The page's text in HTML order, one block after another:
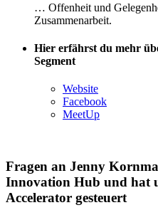
… Offenheit und
Zusammenarbeit.
Hier erfährst du mehr
Segment
Website
Facebook
MeetUp
Fragen an Jenny
Innovation Hub und hat
Accelerator gesteuert